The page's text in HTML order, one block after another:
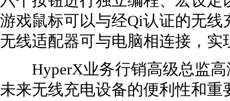
游戏鼠标可以与经Qi认证的无线
无线适配器可与电脑相连接，实
HyperX业务行销高级总监高
未来无线充电设备的便利性和